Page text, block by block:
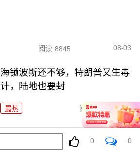
阅读 8845 08-03
海锁波斯还不够，特朗普又生毒
计，陆地也要封
最热 阅读 8690
4万吨老将压阵，054B新锐亮
相：美菲仔细品品
0 0